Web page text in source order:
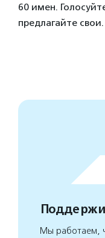
60 имен.
предлагайте свои.
Мы работаем,